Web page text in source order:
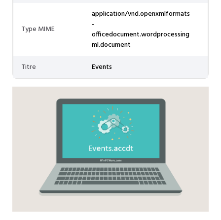
Type MIME
application/vnd.openxmlformats
-
officedocument.wordprocessing
ml.document
Titre
Events